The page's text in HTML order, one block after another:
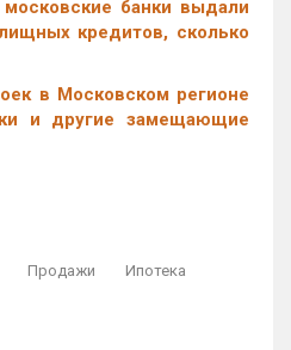
банки выдали
кредитов, сколько
в Московском регионе
и другие замещающие
Продажи
Ипотека